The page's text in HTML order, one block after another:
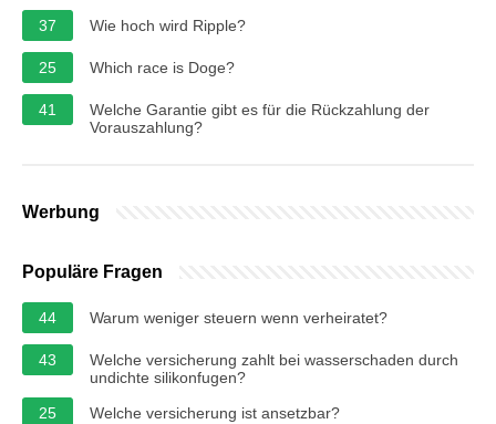
37 Wie hoch wird Ripple?
25 Which race is Doge?
41
Welche Garantie gibt es für die Rückzahlung der
Vorauszahlung?
Werbung
Populäre Fragen
44 Warum weniger steuern wenn verheiratet?
43
Welche versicherung zahlt bei wasserschaden durch
undichte silikonfugen?
25
Welche versicherung ist ansetzbar?